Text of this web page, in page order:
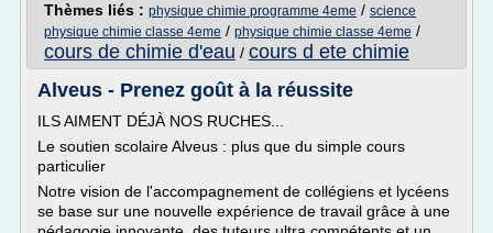
Thèmes liés : physique chimie programme 4eme / science
physique chimie classe 4eme / physique chimie classe 4eme /
cours de chimie d'eau / cours d ete chimie
Alveus - Prenez goût à la réussite
ILS AIMENT DÉJÀ NOS RUCHES...
Le soutien scolaire Alveus : plus que du simple cours
particulier
Notre vision de l'accompagnement de collégiens et lycéens
se base sur une nouvelle expérience de travail grâce à une